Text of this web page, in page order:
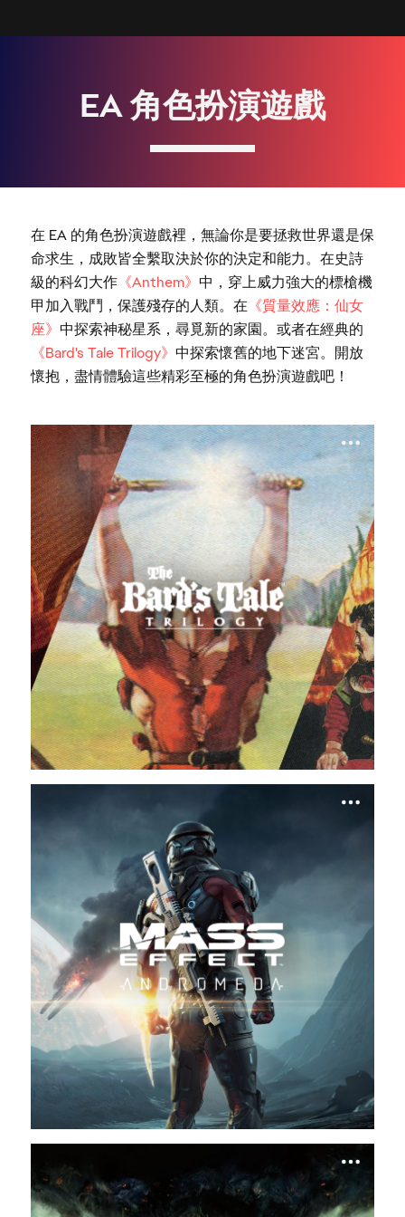
在 EA 的角色扮演遊戲裡，無論你是要拯救世界還是保
命求生，成敗皆全繫取決於你的決定和能力。在史詩
級的科幻大作《Anthem》 中，穿上威力強大的標槍機
甲加入戰鬥，保護殘存的人類。在 《質量效應：仙女
座》 中探索神秘星系，尋覓新的家園。或者在經典的
《Bard's Tale Trilogy》 中探索懷舊的地下迷宮。開放
懷抱，盡情體驗這些精彩至極的角色扮演遊戲吧！